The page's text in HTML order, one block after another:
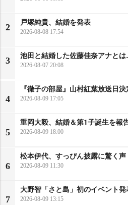
2
戸塚純貴、結婚を発表
2026-08-08 17:54
3
池田と結婚した佐藤佳奈アナと
2026-08-07 20:08
4
『徹子の部屋』山村紅葉放送日決
2026-08-09 17:05
5
重岡大毅、結婚＆第1子誕生を報
2026-08-09 18:00
6
松本伊代、すっぴん披露に驚く声
2026-08-09 11:30
7
大野智「さと島」初のイベント発
2026-08-09 13:15